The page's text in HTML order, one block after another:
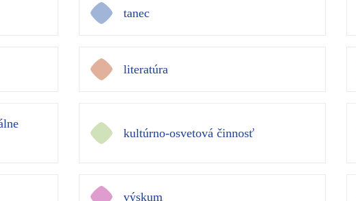
tanec
literatúra
kultúrno-osvetová činnosť
výskum